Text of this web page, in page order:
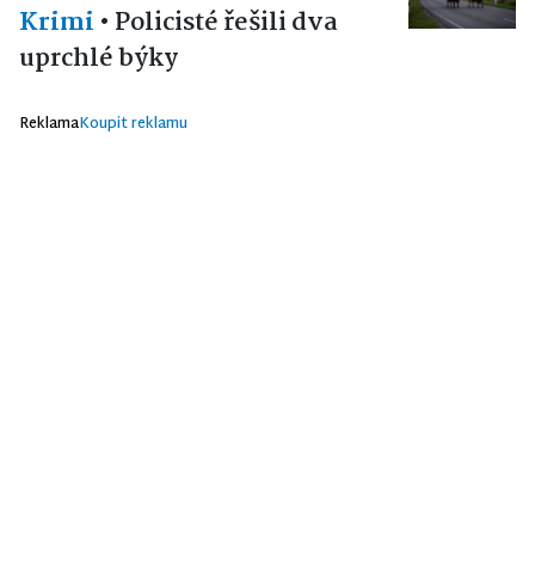
Krimi • Policisté řešili dva
uprchlé býky
ReklamaKoupit reklamu